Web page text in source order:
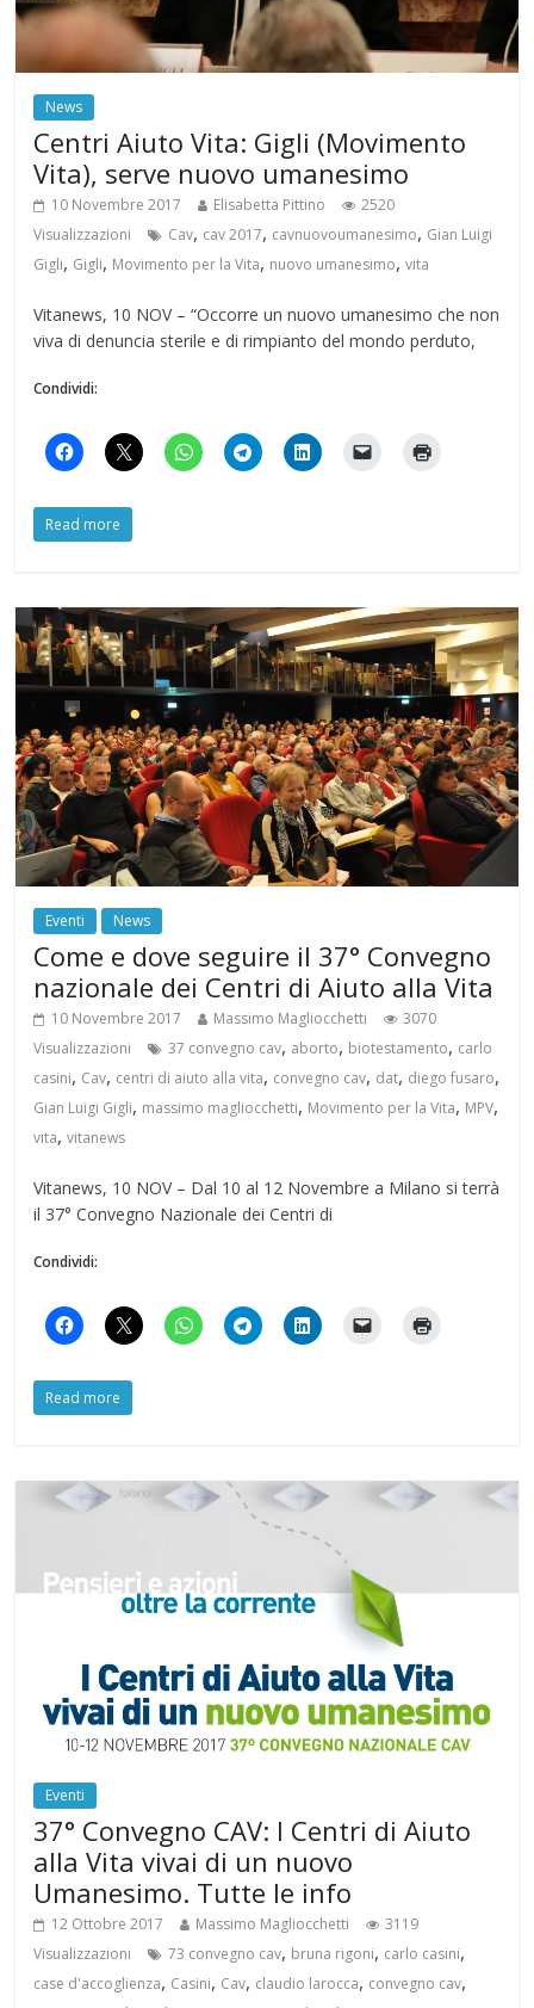
News
Centri Aiuto Vita: Gigli (Movimento
Vita), serve nuovo umanesimo
10 Novembre 2017 Elisabetta Pittino
2520
Visualizzazioni
Cav, cav 2017, cavnuovoumanesimo, Gian Luigi
Gigli, Gigli, Movimento per la Vita, nuovo umanesimo,vita
Vitanews, 10 NOV – “Occorre un nuovo umanesimo che non
viva di denuncia sterile e di rimpianto del mondo perduto,
Condividi:
Read more
Eventi News
Come e dove seguire il 37° Convegno
nazionale dei Centri di Aiuto alla Vita
10 Novembre 2017 Massimo Magliocchetti
3070
Visualizzazioni
37 convegno cav, aborto, biotestamento, carlo
casini, Cav, centri di aiuto alla vita, convegno cav, dat, diego fusaro,
Gian Luigi Gigli, massimo magliocchetti, Movimento per la Vita, MPV,
vita,vitanews
Vitanews, 10 NOV – Dal 10 al 12 Novembre a Milano si terrà
il 37° Convegno Nazionale dei Centri di
Condividi:
Read more
Eventi
37° Convegno CAV: I Centri di Aiuto
alla Vita vivai di un nuovo
Umanesimo. Tutte le info
12 Ottobre 2017 Massimo Magliocchetti
3119
Visualizzazioni
73 convegno cav, bruna rigoni, carlo casini,
case d'accoglienza, Casini, Cav, claudio larocca, convegno cav,